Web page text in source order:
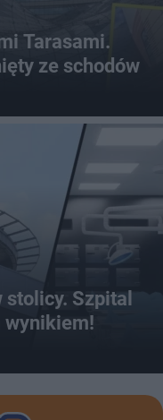
Tarasami.
ze schodów
Szpital
wynikiem!